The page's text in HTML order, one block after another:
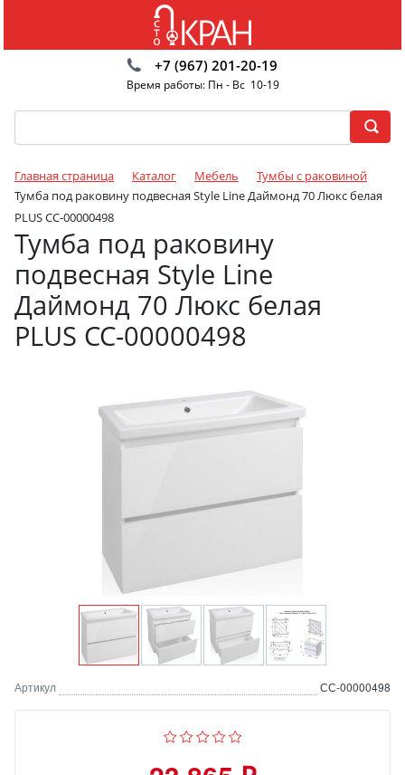
+7 (967) 201-20-19
Время работы: Пн - Вс 10-19
Главная страница Каталог Мебель
Тумбы с раковиной
Тумба под раковину подвесная Style Line Даймонд 70 Люкс белая
PLUS СС-00000498
Тумба под раковину
подвесная Style Line
Даймонд 70 Люкс белая
PLUS СС-00000498
Артикул СС-00000498